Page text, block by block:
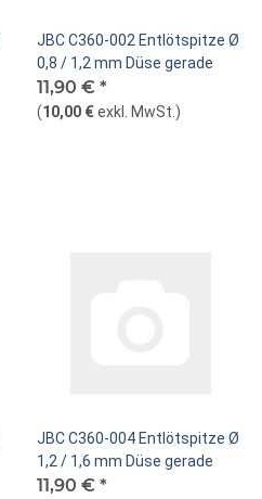
JBC C360-002 Entlötspitze Ø
0,8 / 1,2 mm Düse gerade
11,90 € *
(10,00 €exkl. MwSt. )
JBC C360-004 Entlötspitze Ø
1,2 / 1,6 mm Düse gerade
11,90 € *